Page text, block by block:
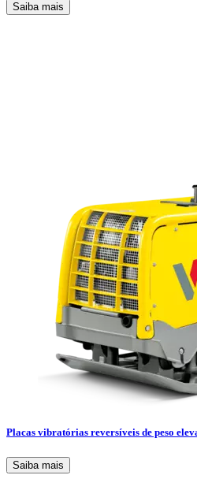
Saiba mais
Placas vibratórias reversíveis de peso
Saiba mais